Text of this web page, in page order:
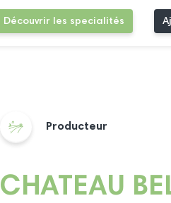
Découvrir les specialités
Producteur
CHATEAU